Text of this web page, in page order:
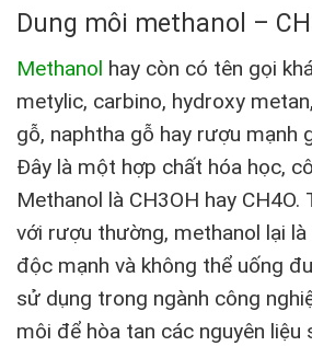
Dung môi methanol –
Methanol hay còn có tên gọi
metylic, carbino, hydroxy
gỗ, naphtha gỗ hay rượu mạnh
Đây là một hợp chất hóa học,
Methanol là CH3OH hay CH4O.
với rượu thường, methanol lại
độc mạnh và không thể uống
sử dụng trong ngành công
môi để hòa tan các nguyên liệu